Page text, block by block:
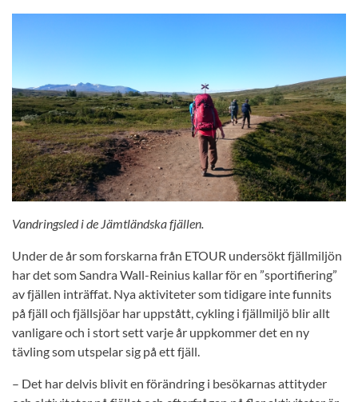
Vandringsled i de Jämtländska fjällen.
Under de år som forskarna från ETOUR undersökt fjällmiljön
har det som Sandra Wall-Reinius kallar för en ”sportifiering”
av fjällen inträffat. Nya aktiviteter som tidigare inte funnits
på fjäll och fjällsjöar har uppstått, cykling i fjällmiljö blir allt
vanligare och i stort sett varje år uppkommer det en ny
tävling som utspelar sig på ett fjäll.
– Det har delvis blivit en förändring i besökarnas attityder